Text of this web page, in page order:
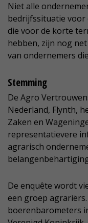
Niet alle
bedrijfssituatie voor
die voor de korte
hebben, zijn nog
van ondernemers
Stemming
De Agro
Nederland, Flynth,
Zaken en
representatievere
agrarisch
De enquête wordt
een groep
boerenbarometers